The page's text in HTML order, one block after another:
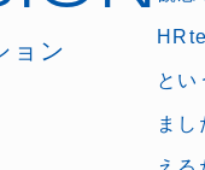
ョン
とい
ま